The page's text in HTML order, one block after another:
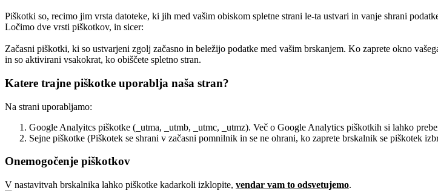
Piškotki so, recimo jim vrsta datoteke, ki jih med vašim obiskom spletne strani le-ta ustvari in vanje shrani
Ločimo dve vrsti piškotkov, in sicer:
Začasni piškotki, ki so ustvarjeni zgolj začasno in beležijo podatke med vašim brskanjem. Ko zaprete okno
in so aktivirani vsakokrat, ko obiščete spletno stran.
Katere trajne piškotke uporablja naša stran?
Na strani uporabljamo:
Google Analyitcs piškotke (_utma, _utmb, _utmc, _utmz). Več o Google Analytics piškotkih si lahko
Sejne piškotke (Piškotek se shrani v začasni pomnilnik in se ne ohrani, ko zaprete brskalnik se piškotek
Onemogočenje piškotkov
V nastavitvah brskalnika lahko piškotke kadarkoli izklopite, vendar vam to odsvetujemo.